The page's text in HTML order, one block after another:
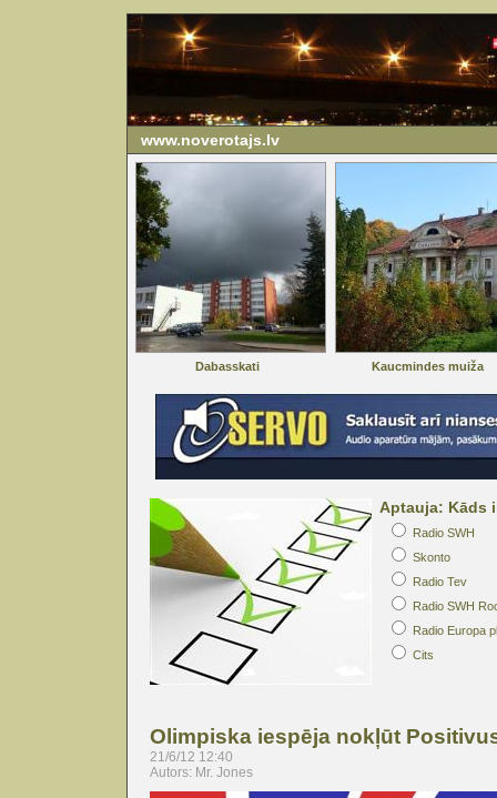
www.noverotajs.lv
Dabasskati Kaucmindes muiža
Aptauja: Kāds
Radio SWH
Skonto
Radio Tev
Radio SWH
Radio Europa
Cits
Olimpiska iespēja nokļūt
21/6/12 12:40
Autors: Mr. Jones